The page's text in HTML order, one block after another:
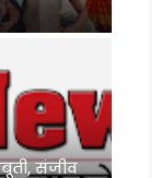
संजीव